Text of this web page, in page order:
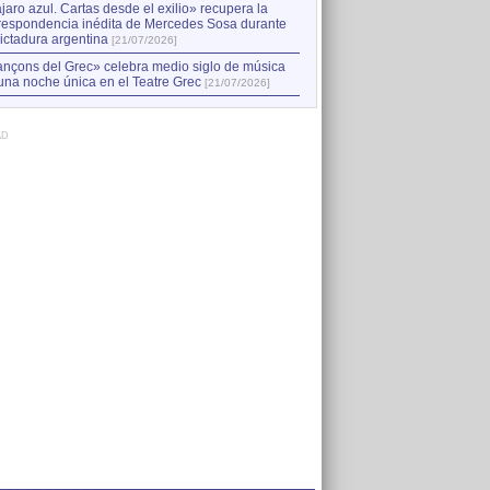
azul. Cartas desde el exilio» recupera la
inédita de Mercedes Sosa durante
argentina [21/07/2026]
del Grec» celebra medio siglo de música
noche única en el Teatre Grec [21/07/2026]